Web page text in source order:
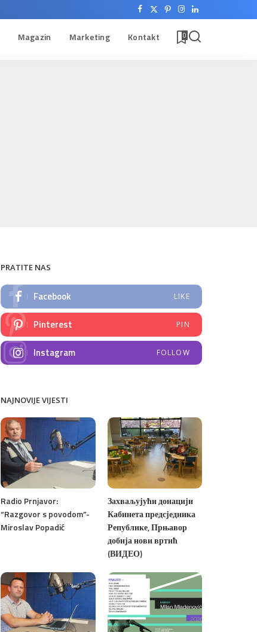
Magazin Marketing Kontakt 0
PRATITE NAS
Facebook LIKE
Pinterest PIN
Instagram FOLLOW
NAJNOVIJE VIJESTI
Radio Prnjavor:
“Razgovor s povodom”-
Miroslav Popadić
Захваљујући донацији
Кабинета предсједника
Републике, Прњавор
добија нови вртић
(ВИДЕО)